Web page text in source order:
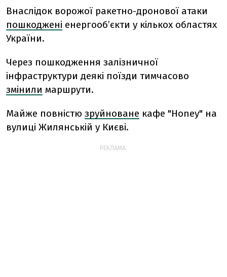
Внаслідок ворожої ракетно-дронової атаки
пошкоджені енергооб’єкти у кількох областях
України.
Через пошкодження залізничної
інфраструктури деякі поїзди тимчасово
змінили маршрути.
Майже повністю зруйноване кафе "Honey" на
вулиці Жилянській у Києві.
РЕКЛАМА: